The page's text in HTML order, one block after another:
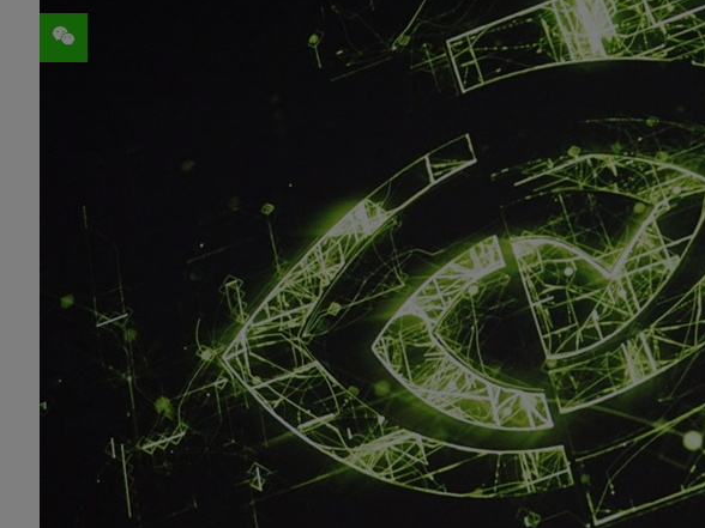
随着座舱屏幕数量和算力趋近用户感知上限，智能座舱的竞争
变革在于座舱系统能否成为贴心伙伴——不仅能听懂指令，更
景；不仅能执行操作，更具情感共鸣与主动服务能力。
纵观智能座舱的发展脉络，行业正经历从早期的功能集成 (将
前的场景服务 (如“会议”“小憩”“长途”等模式)，再到综合情感
情景理解、全乘客意图判断与主动服务能力，真正成为有温
现这一目标，需要在车端计算单元部署更强大的多模态、全模
确定性的超低延迟响应：无论是语音打断还是自然语言的交
测，这是端侧部署 AI Agent 的核心优势，且直接关系到终
高效的解码生成能力：当前端侧大模型推理的瓶颈往往在于
户将明显感受到回复卡顿、中断，严重影响对话的自然度与
多模态信号的实时检测：系统需要实时并同步处理来自舱内
阵列、语音文本等多路异构输入信号，需要多模且强大的实
可靠安全的端云协同架构：涉及隐私安全的长期记忆与历史
靠；同时，复杂互联网信息查询又需要无缝连接云端模型，